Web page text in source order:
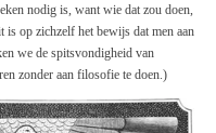
nodig is, want wie dat zou doen,
is op zichzelf het bewijs dat men aan
we de spitsvondigheid van
zonder aan filosofie te doen.)